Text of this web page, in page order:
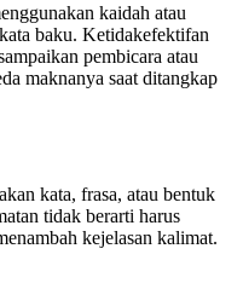
kaidah atau
baku. Ketidakefektifan
pembicara atau
maknanya saat ditangkap
kata, frasa, atau bentuk
tidak berarti harus
kejelasan kalimat.